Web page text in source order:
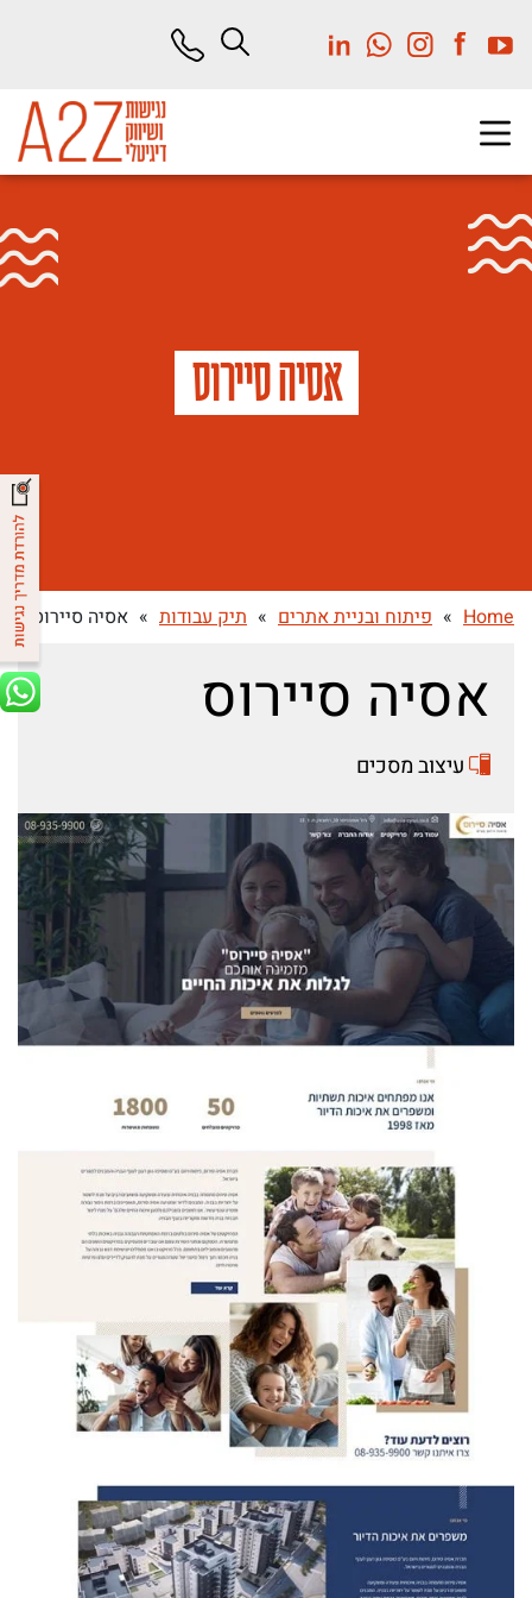
אסיה סיירוס
Home
» פיתוח ובניית אתרים » תיק עבודות » אסיה סיירוס
אסיה סיירוס
עיצוב מסכים